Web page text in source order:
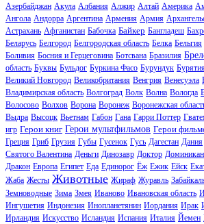
Азербайджан Акула Албания Алжир Алтай Америка
Ангола Андорра Аргентина Армения Армия
Астрахань Афганистан Бабочка Байкер Бангладеш
Беларусь Белгород Белгородская область Белка Бельгия
Боливия Босния и Герцеговина Ботсвана Бразилия
область Буквы Бульдог Буркина Фасо Бурундук
Великий Новгород Великобритания Венгрия Венесуэла
Владимирская область Волгоград Волк Волна Вологда
Волосово Волхов Ворона Воронеж Воронежская
Выдра Высоцк Вьетнам Габон Гана Гарри Поттер
игр Герои книг Герои мультфильмов Герои
Греция Гриб Грузия Губы Гусенок Гусь Дагестан Дания
Святого Валентина Деньги Динозавр Доктор
Дракон Европа Египет Еда Единорог Ёж Ежик Ейск
Жаба Жесты Животные Жираф Журавль
Земноводные Зима Змея Иваново Ивановская область
Ингушетия Индонезия Инопланетянин Иордания Ирак
Ирландия Искусство Исландия Испания Италия Йемен